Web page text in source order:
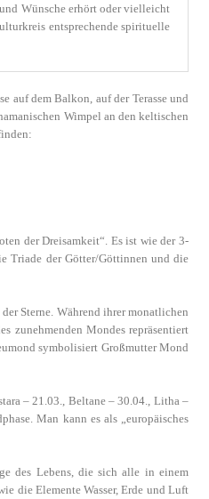
Wünsche erhört oder vielleicht
entsprechende spirituelle
auf dem Balkon, auf der Terasse und
Wimpel an den keltischen
der Dreisamkeit“. Es ist wie der 3-
Triade der Götter/Göttinnen und die
Sterne. Während ihrer monatlichen
zunehmenden Mondes repräsentiert
symbolisiert Großmutter Mond
– 21.03., Beltane – 30.04., Litha –
Man kann es als „europäisches
des Lebens, die sich alle in einem
die Elemente Wasser, Erde und Luft